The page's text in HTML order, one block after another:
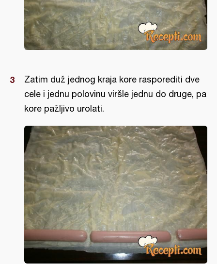
Zatim duž jednog kraja kore rasporediti dve
cele i jednu polovinu viršle jednu do druge, pa
kore pažljivo urolati.